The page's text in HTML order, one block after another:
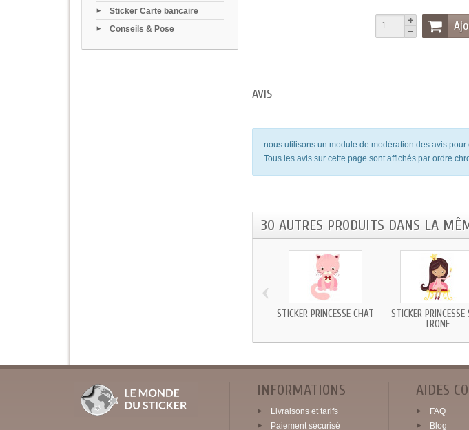
Sticker Carte bancaire
Conseils & Pose
AVIS
nous utilisons un module de modération des avis
Tous les avis sur cette page sont affichés par ordre
30 AUTRES PRODUITS DANS LA
STICKER PRINCESSE CHAT
STICKER PRINCESSE
TRONE
‹
INFORMATIONS
Livraisons et tarifs
Paiement sécurisé
AIDES
FAQ
Blog